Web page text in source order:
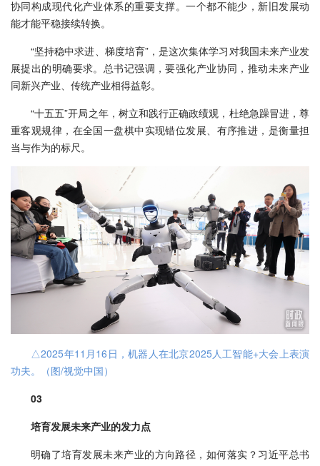
协同构成现代化产业体系的重要支撑。一个都不能少，新旧发展动
能才能平稳接续转换。
“坚持稳中求进、梯度培育”，是这次集体学习对我国未来产业发
展提出的明确要求。总书记强调，要强化产业协同，推动未来产业
同新兴产业、传统产业相得益彰。
“十五五”开局之年，树立和践行正确政绩观，杜绝急躁冒进，尊
重客观规律，在全国一盘棋中实现错位发展、有序推进，是衡量担
当与作为的标尺。
△2025年11月16日，机器人在北京2025人工智能+大会上表演
功夫。（图/视觉中国）
03
培育发展未来产业的发力点
明确了培育发展未来产业的方向路径，如何落实？习近平总书